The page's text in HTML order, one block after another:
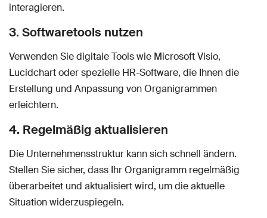
interagieren.
3. Softwaretools nutzen
Verwenden Sie digitale Tools wie Microsoft Visio,
Lucidchart oder spezielle HR-Software, die Ihnen die
Erstellung und Anpassung von Organigrammen
erleichtern.
4. Regelmäßig aktualisieren
Die Unternehmensstruktur kann sich schnell ändern.
Stellen Sie sicher, dass Ihr Organigramm regelmäßig
überarbeitet und aktualisiert wird, um die aktuelle
Situation widerzuspiegeln.